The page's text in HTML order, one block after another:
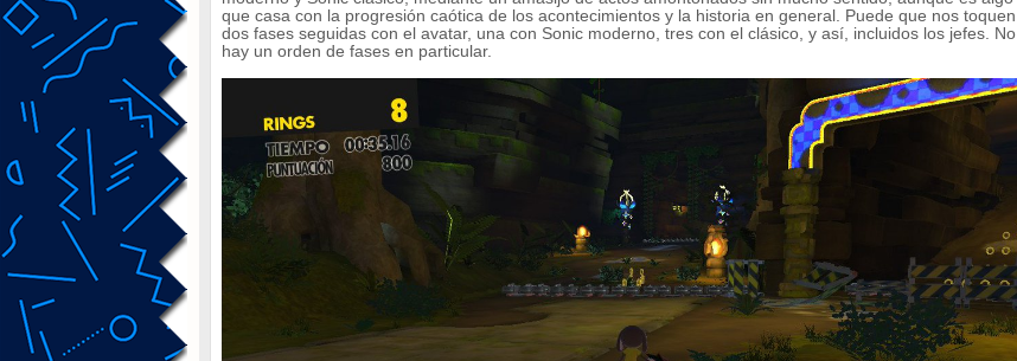
que casa con la progresión caótica de los acontecimientos y la historia en general. Puede que nos toquen
dos fases seguidas con el avatar, una con Sonic moderno, tres con el clásico, y así, incluidos los jefes. No
hay un orden de fases en particular.